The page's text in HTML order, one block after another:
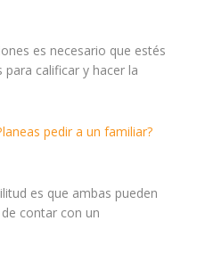
es necesario que estés
calificar y hacer la
pedir a un familiar?
es que ambas pueden
contar con un